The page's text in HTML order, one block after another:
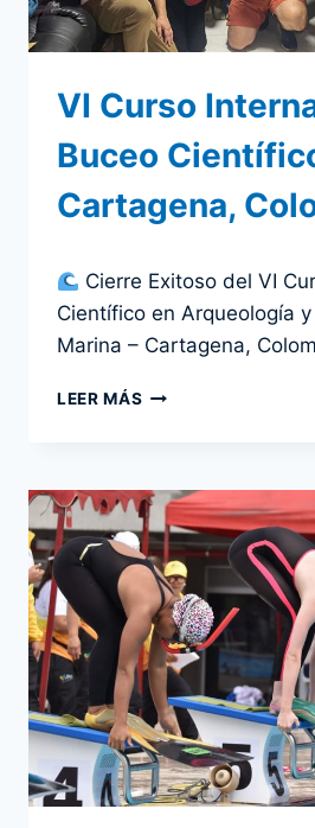
VI Curso
Buceo
Cartagena,
adminCierre Exitoso del VI
Científico en Arqueología
Marina – Cartagena,
LEER MÁS VI
BUCEO
CIENTÍFICO
2024
–
CARTAGENA,
COLOMBIA